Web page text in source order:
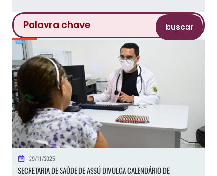
buscar
29/11/2025
SECRETARIA DE SAÚDE DE ASSÚ DIVULGA CALENDÁRIO DE